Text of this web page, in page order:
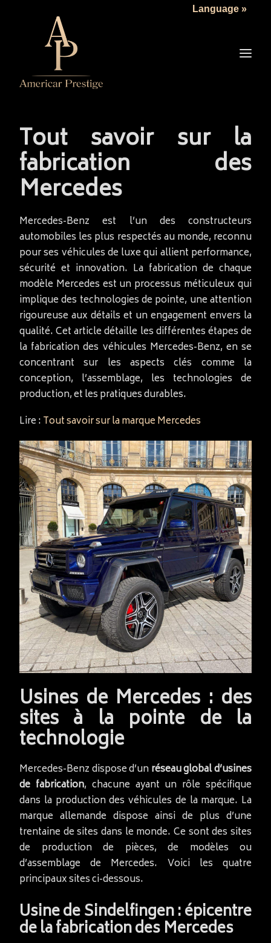
LA SOCIÉTÉ
LES VÉHICULES
TARIFS
NOUS CONTACTER
Tout savoir sur la
fabrication des
Mercedes
Mercedes-Benz est l’un des constructeurs
automobiles les plus respectés au monde, reconnu
pour ses véhicules de luxe qui allient performance,
sécurité et innovation. La fabrication de chaque
modèle Mercedes est un processus méticuleux qui
implique des technologies de pointe, une attention
rigoureuse aux détails et un engagement envers la
qualité. Cet article détaille les différentes étapes de
la fabrication des véhicules Mercedes-Benz, en se
concentrant sur les aspects clés comme la
conception, l’assemblage, les technologies de
production, et les pratiques durables.
Lire :Tout savoir sur la marque Mercedes
Usines de Mercedes : des
sites à la pointe de la
technologie
Mercedes-Benz dispose d’unréseau global d’usines
de fabrication, chacune ayant un rôle spécifique
dans la production des véhicules de la marque. La
marque allemande dispose ainsi de plus d’une
trentaine de sites dans le monde. Ce sont des sites
de production de pièces, de modèles ou
d’assemblage de Mercedes. Voici les quatre
principaux sites ci-dessous.
Usine de Sindelfingen : épicentre
de la fabrication des Mercedes
Language »